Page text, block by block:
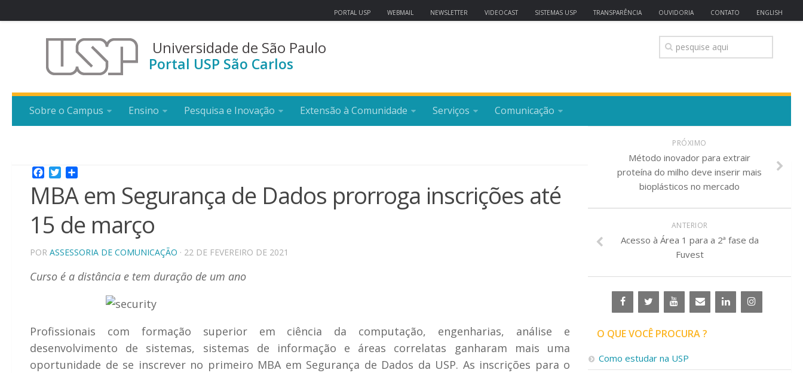
PORTAL USP WEBMAIL NEWSLETTER VIDEOCAST SISTEMAS USP TRANSPARÊNCIA OUVIDORIA CONTATO ENGLISH
Universidade de São Paulo
Portal USP São Carlos
Sobre o Campus Ensino Pesquisa e Inovação Extensão à Comunidade Serviços Comunicação
Facebook
Twitter
MBA em Segurança de Dados prorroga inscrições até
15 de março
POR ASSESSORIA DE COMUNICAÇÃO · 22 DE FEVEREIRO DE 2021
Curso é a distância e tem duração de um ano
Profissionais com formação superior em ciência da computação, engenharias, análise e
desenvolvimento de sistemas, sistemas de informação e áreas correlatas ganharam mais uma
oportunidade de se inscrever no primeiro MBA em Segurança de Dados da USP. As inscrições para o
PRÓXIMO
Método inovador para extrair
proteína do milho deve inserir mais
bioplásticos no mercado
ANTERIOR
Acesso à Área 1 para a 2ª fase da
Fuvest
O QUE VOCÊ PROCURA ?
Como estudar na USP